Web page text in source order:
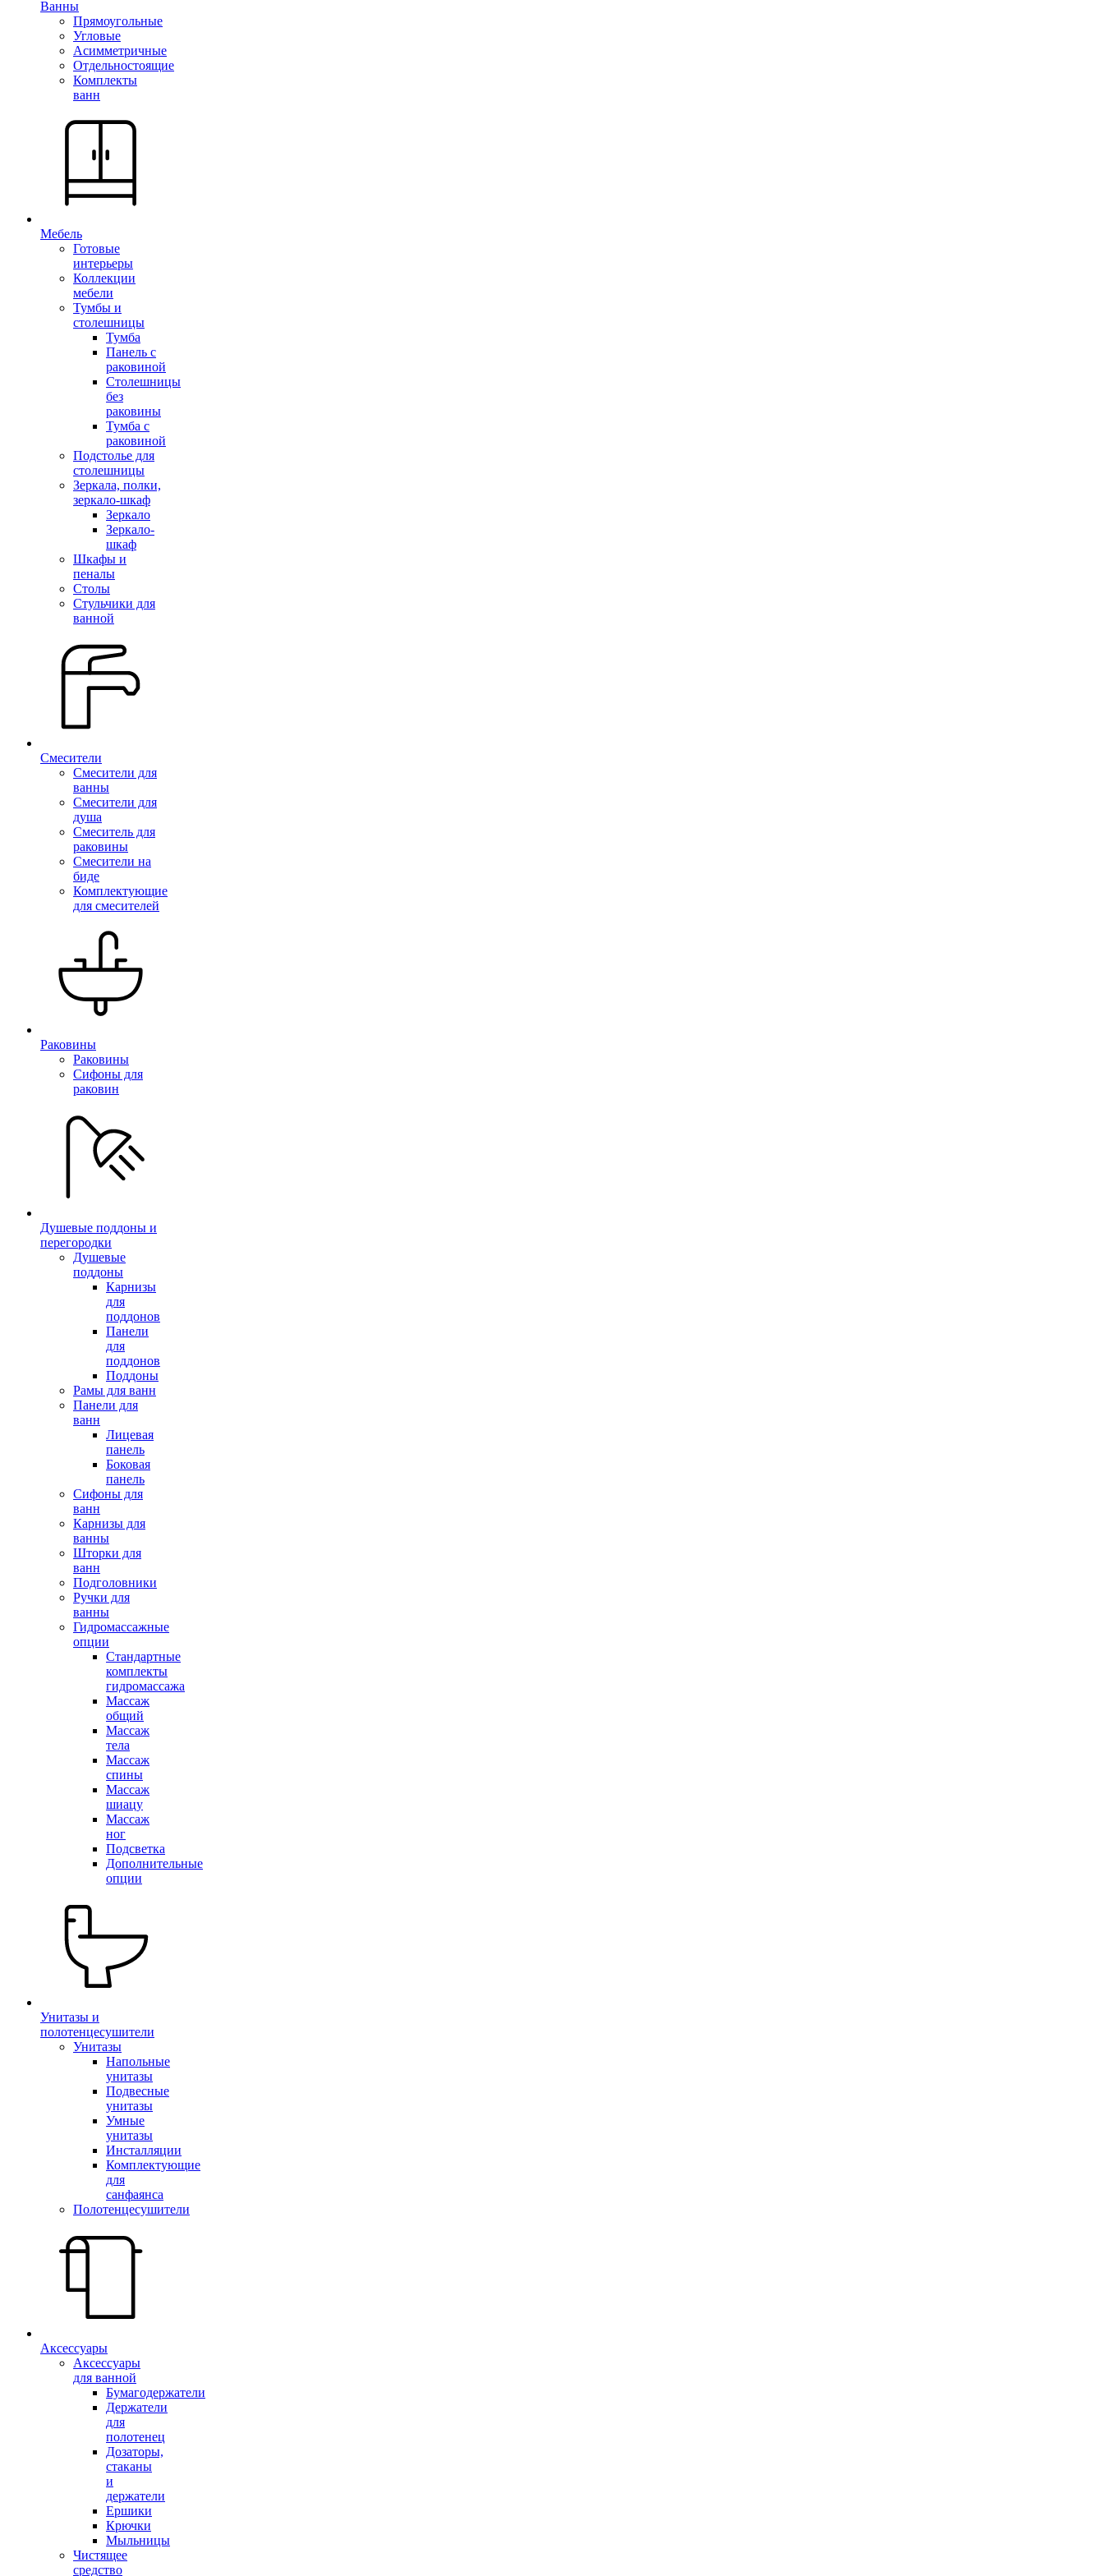
Ванны
Прямоугольные
Угловые
Асимметричные
Отдельностоящие
Комплекты
ванн
Мебель
Готовые
интерьеры
Коллекции
мебели
Тумбы и
столешницы
Тумба
Панель с
раковиной
Столешницы
без
раковины
Тумба с
раковиной
Подстолье для
столешницы
Зеркала, полки,
зеркало-шкаф
Зеркало
Зеркало-
шкаф
Шкафы и
пеналы
Столы
Стульчики для
ванной
Смесители
Смесители для
ванны
Смесители для
душа
Смеситель для
раковины
Смесители на
биде
Комплектующие
для смесителей
Раковины
Раковины
Сифоны для
раковин
Душевые поддоны и
перегородки
Душевые
поддоны
Карнизы
для
поддонов
Панели
для
поддонов
Поддоны
Рамы для ванн
Панели для
ванн
Лицевая
панель
Боковая
панель
Сифоны для
ванн
Карнизы для
ванны
Шторки для
ванн
Подголовники
Ручки для
ванны
Гидромассажные
опции
Стандартные
комплекты
гидромассажа
Массаж
общий
Массаж
тела
Массаж
спины
Массаж
шиацу
Массаж
ног
Подсветка
Дополнительные
опции
Унитазы и
полотенцесушители
Унитазы
Напольные
унитазы
Подвесные
унитазы
Умные
унитазы
Инсталляции
Комплектующие
для
санфаянса
Полотенцесушители
Аксессуары
Аксессуары
для ванной
Бумагодержатели
Держатели
для
полотенец
Дозаторы,
стаканы
и
держатели
Ершики
Крючки
Мыльницы
Чистящее
средство